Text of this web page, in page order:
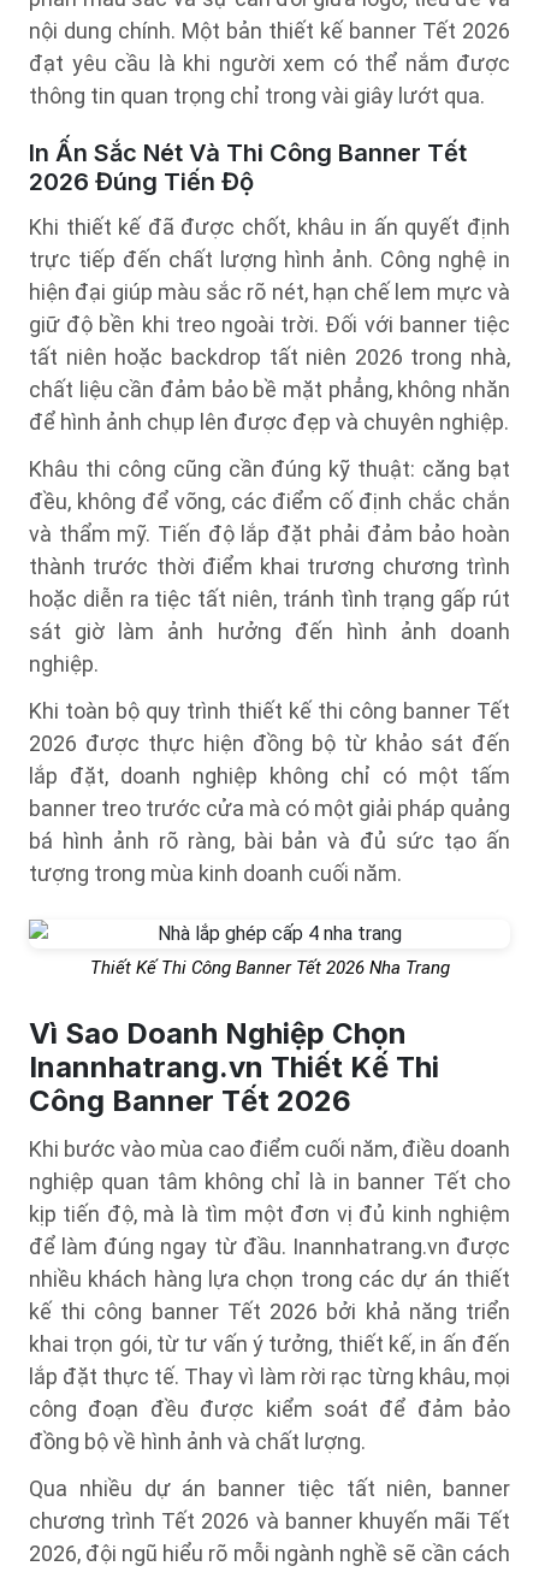
nội dung chính. Một bản thiết kế banner Tết 2026
đạt yêu cầu là khi người xem có thể nắm được
thông tin quan trọng chỉ trong vài giây lướt qua.
In Ấn Sắc Nét Và Thi Công Banner Tết
2026 Đúng Tiến Độ
Khi thiết kế đã được chốt, khâu in ấn quyết định
trực tiếp đến chất lượng hình ảnh. Công nghệ in
hiện đại giúp màu sắc rõ nét, hạn chế lem mực và
giữ độ bền khi treo ngoài trời. Đối với banner tiệc
tất niên hoặc backdrop tất niên 2026 trong nhà,
chất liệu cần đảm bảo bề mặt phẳng, không nhăn
để hình ảnh chụp lên được đẹp và chuyên nghiệp.
Khâu thi công cũng cần đúng kỹ thuật: căng bạt
đều, không để võng, các điểm cố định chắc chắn
và thẩm mỹ. Tiến độ lắp đặt phải đảm bảo hoàn
thành trước thời điểm khai trương chương trình
hoặc diễn ra tiệc tất niên, tránh tình trạng gấp rút
sát giờ làm ảnh hưởng đến hình ảnh doanh
nghiệp.
Khi toàn bộ quy trình thiết kế thi công banner Tết
2026 được thực hiện đồng bộ từ khảo sát đến
lắp đặt, doanh nghiệp không chỉ có một tấm
banner treo trước cửa mà có một giải pháp quảng
bá hình ảnh rõ ràng, bài bản và đủ sức tạo ấn
tượng trong mùa kinh doanh cuối năm.
Thiết Kế Thi Công Banner Tết 2026 Nha Trang
Vì Sao Doanh Nghiệp Chọn
Inannhatrang.vn Thiết Kế Thi
Công Banner Tết 2026
Khi bước vào mùa cao điểm cuối năm, điều doanh
nghiệp quan tâm không chỉ là in banner Tết cho
kịp tiến độ, mà là tìm một đơn vị đủ kinh nghiệm
để làm đúng ngay từ đầu. Inannhatrang.vn được
nhiều khách hàng lựa chọn trong các dự án thiết
kế thi công banner Tết 2026 bởi khả năng triển
khai trọn gói, từ tư vấn ý tưởng, thiết kế, in ấn đến
lắp đặt thực tế. Thay vì làm rời rạc từng khâu, mọi
công đoạn đều được kiểm soát để đảm bảo
đồng bộ về hình ảnh và chất lượng.
Qua nhiều dự án banner tiệc tất niên, banner
chương trình Tết 2026 và banner khuyến mãi Tết
2026, đội ngũ hiểu rõ mỗi ngành nghề sẽ cần cách